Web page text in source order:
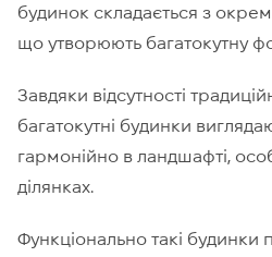
будинок складається з
що утворюють багатокутну
Завдяки відсутності
багатокутні будинки
гармонійно в ландшафті,
ділянках.
Функціонально такі будинки